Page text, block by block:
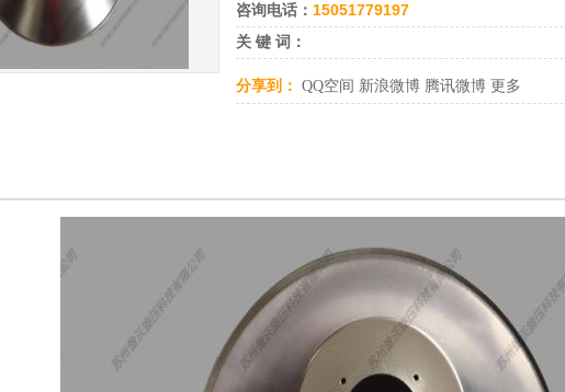
咨询电话： 15051779197
关 键 词：
分享到： QQ空间 新浪微博 腾讯微博 更多